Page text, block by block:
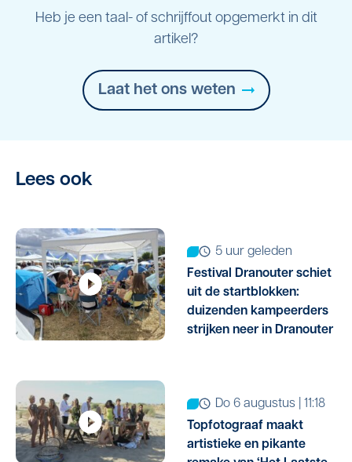
Heb je een taal- of schrijffout opgemerkt in dit
artikel?
Laat het ons weten
Lees ook
5 uur geleden
Festival Dranouter schiet
uit de startblokken:
duizenden kampeerders
strijken neer in Dranouter
do 6 augustus | 11:18
Topfotograaf maakt
artistieke en pikante